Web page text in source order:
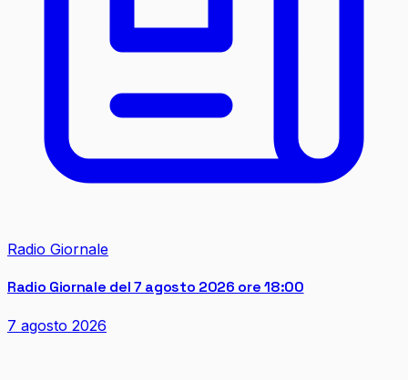
Radio Giornale
Radio Giornale del 7 agosto 2026 ore 18:00
7 agosto 2026